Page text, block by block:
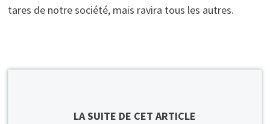
tares de notre société, mais ravira tous les autres.
LA SUITE DE CET ARTICLE